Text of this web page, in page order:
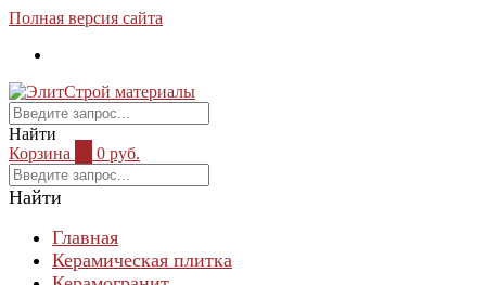
Полная версия сайта
Найти
Корзина
0 руб.
Найти
Главная
Керамическая плитка